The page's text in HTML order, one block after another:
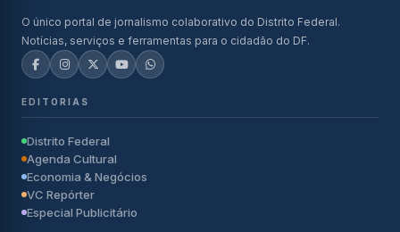
O único portal de jornalismo colaborativo do Distrito Federal.
Notícias, serviços e ferramentas para o cidadão do DF.
EDITORIAS
Distrito Federal
Agenda Cultural
Economia & Negócios
VC Repórter
Especial Publicitário